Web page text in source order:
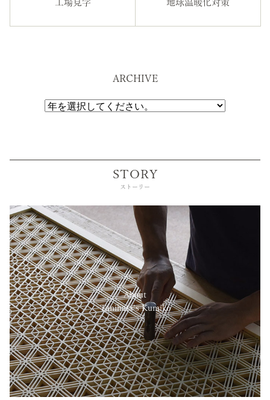
工場見学 地球温暖化対策
ARCHIVE
STORY
ストーリー
About
Tanihata’s Kumiko